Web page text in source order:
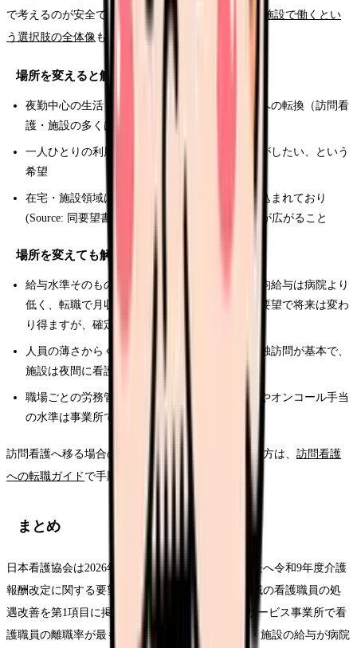
で考えるのが安全です。判断の前に
訪問看護・介護施設で働くとい
う選択肢の全体像 も合わせてご覧ください。
場所を変えると解決しやすいこと
夜勤中心の生活リズムから、日勤中心の働き方への転換（訪問看
護・施設の多くは夜勤がないかオンコール対応）
一人ひとりの利用者さんとじっくり関わる看護がしたい、という
希望
在宅・施設領域は2040年に向けて需要拡大が見込まれており
(Source: 同要望書)、長期的なキャリアの選択肢が広がること
場所を変えても解決しにくいこと
給与水準そのもの：現時点では在宅・施設の平均給与は病院より
低く、転職で月収が下がる可能性があります。要望で将来は変わ
り得ますが、確定ではありません
人員の薄さからくる責任の重さ：訪問看護は単独訪問が基本で、
施設は夜間に看護師が不在の場合もあります
職場ごとの労務管理の質：処遇改善加算の配分やオンコール手当
の水準は事業所で大きく異なります
訪問看護へ移る場合の具体的な準備と職場の見極め方は、 訪問看護
への転職ガイド で手順を解説しています。
まとめ
日本看護協会は2026年6月8日、厚生労働省老健局長へ令和9年度介護
報酬改定に関する要望書を提出し、在宅・施設領域の看護職員の処
遇改善を第1項目に掲げました。背景には、介護サービス事業所で看
護職員の離職率が最も高い（15.9％）こと、在宅・施設の給与が病院